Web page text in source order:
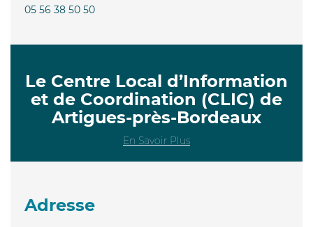
05 56 38 50 50
Le Centre Local d’Information
et de Coordination (CLIC) de
Artigues-près-Bordeaux
En Savoir Plus
Adresse